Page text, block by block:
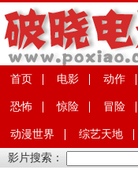
首页 电影 动作
恐怖 惊险 冒险
动漫世界
综艺天地
影片搜索：